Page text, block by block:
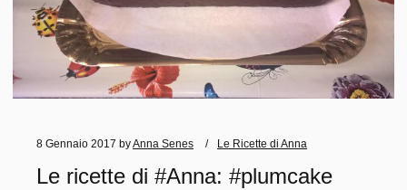
8 Gennaio 2017 byAnna Senes Le Ricette di Anna
Le ricette di #Anna: #plumcake